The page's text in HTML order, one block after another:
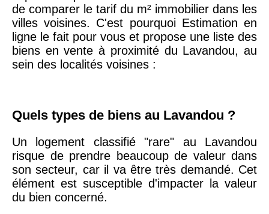
20ème
arrondissement
9 623 € 11 141 €
75019 -Paris
75013 -Paris
13ème
arrondissement
10 073 € 11 085 €
de comparer le tarif du m² immobilier dans les
villes voisines. C'est pourquoi Estimation en
ligne le fait pour vous et propose une liste des
biens en vente à proximité du Lavandou, au
sein des localités voisines :
Quels types de biens au Lavandou ?
Un logement classifié "rare" au Lavandou
risque de prendre beaucoup de valeur dans
son secteur, car il va être très demandé. Cet
élément est susceptible d'impacter la valeur
du bien concerné.